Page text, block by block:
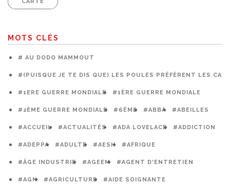
CARTE
MOTS CLÉS
# AU DODO MAMMOUT
#(PUISQUE JE TE DIS QUE) LES POULES PRÉFÈRENT LES
#1ERE GUERRE MONDIALE #1ÈRE GUERRE MONDIALE
#2ÈME GUERRE MONDIALE #6ÈME #ABBA #ABEILLES
#ACCUEIL #ACTUALITÉS #ADA LOVELACE #ADDICTION
#ADEPPA #ADULTE #AESH #AFRIQUE
#ÂGE INDUSTRIE #AGEEM #AGENT D'ENTRETIEN
#AGN #AGRICULTURE #AIDE SOIGNANTE